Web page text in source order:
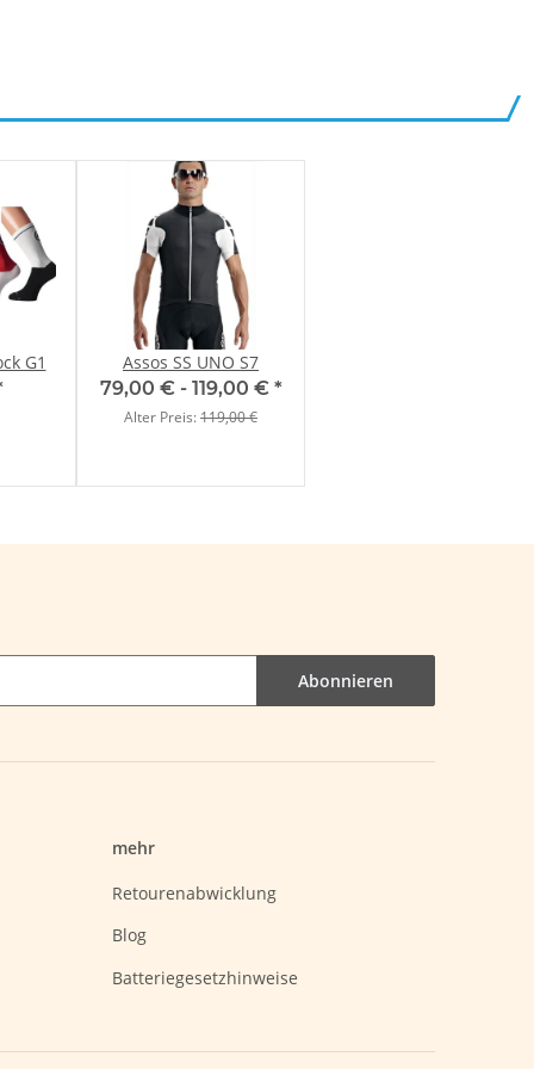
G1
Assos SS UNO S7
79,00 € - 119,00 € *
Alter Preis:119,00 €
Abonnieren
mehr
Retourenabwicklung
Blog
Batteriegesetzhinweise